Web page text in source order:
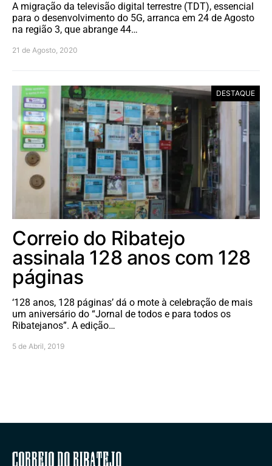
A migração da televisão digital terrestre (TDT), essencial
para o desenvolvimento do 5G, arranca em 24 de Agosto
na região 3, que abrange 44…
21 de Agosto, 2020
DESTAQUE
Correio do Ribatejo
assinala 128 anos com 128
páginas
‘128 anos, 128 páginas’ dá o mote à celebração de mais
um aniversário do “Jornal de todos e para todos os
Ribatejanos”. A edição…
5 de Abril, 2019
Correio do Ribatejo